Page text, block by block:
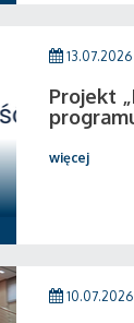
13.07.2026
Projekt
więcej
10.07.2026